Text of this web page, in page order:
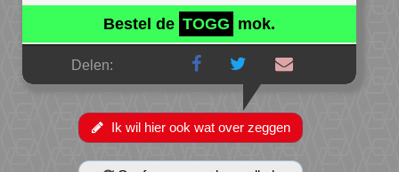
Bestel de TOGG mok.
Delen:
Ik wil hier ook wat over zeggen